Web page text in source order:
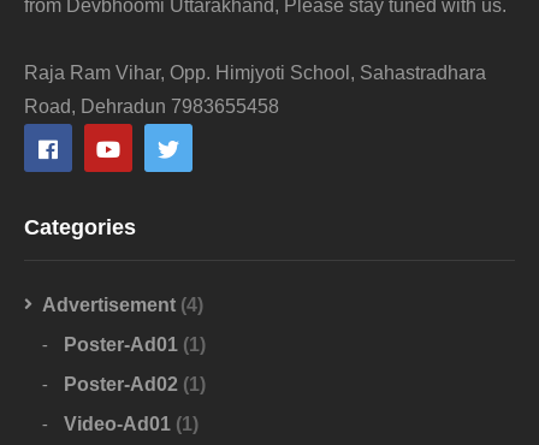
from Devbhoomi Uttarakhand, Please stay tuned with us.
Raja Ram Vihar, Opp. Himjyoti School, Sahastradhara
Road, Dehradun 7983655458
Categories
Advertisement (4)
Poster-Ad01 (1)
Poster-Ad02 (1)
Video-Ad01 (1)